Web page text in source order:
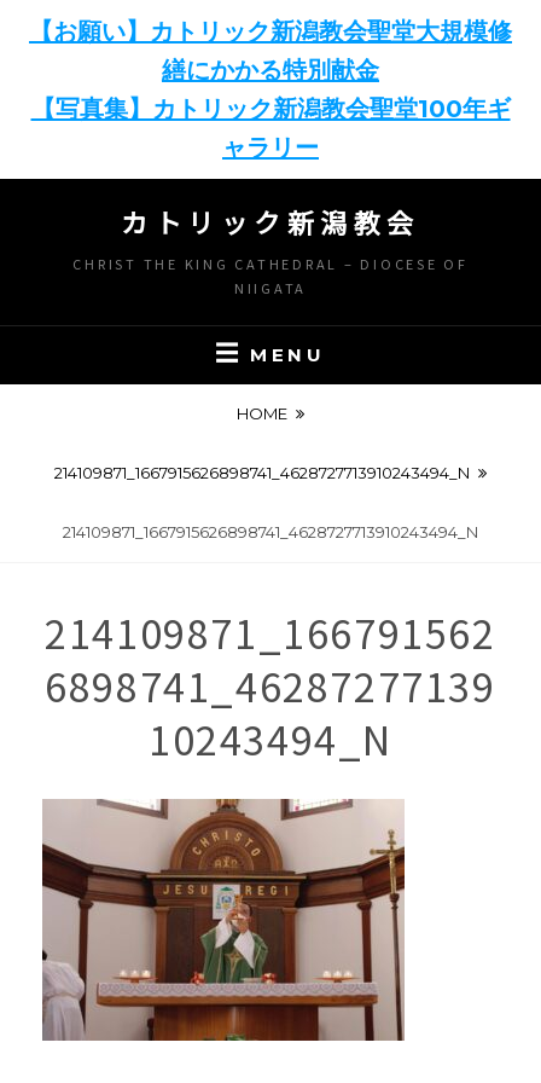
【お願い】カトリック新潟教会聖堂大規模修
繕にかかる特別献金
【写真集】カトリック新潟教会聖堂100年ギ
ャラリー
content
カトリック新潟教会
CHRIST THE KING CATHEDRAL – DIOCESE OF
NIIGATA
MENU
HOME
214109871_1667915626898741_4628727713910243494_N
214109871_1667915626898741_4628727713910243494_N
214109871_166791562
6898741_46287277139
10243494_N